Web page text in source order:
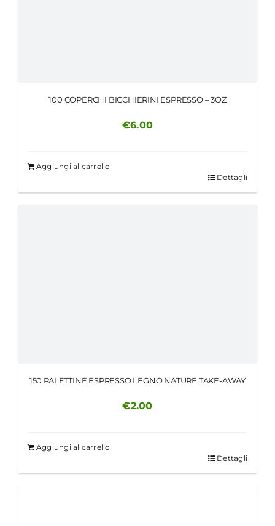
100 COPERCHI BICCHIERINI ESPRESSO – 3OZ
€6.00
Aggiungi al carrello
Dettagli
150 PALETTINE ESPRESSO LEGNO NATURE TAKE-AWAY
€2.00
Aggiungi al carrello
Dettagli